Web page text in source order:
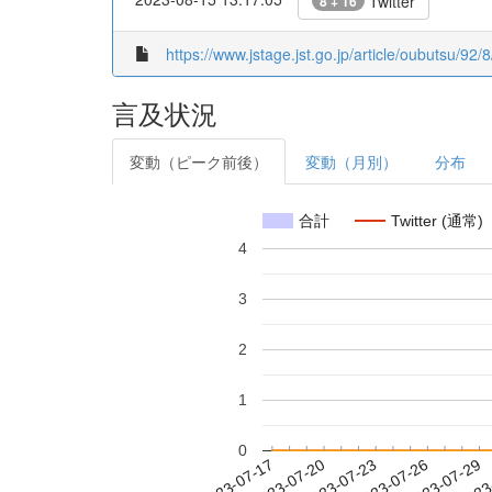
https://www.jstage.jst.go.jp/article/oubutsu/92/
言及状況
変動（ピーク前後） 変動（月別） 分布
合計 Twitter (通常)
0
1
2
3
4